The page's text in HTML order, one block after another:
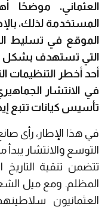
العثماني، موضحًا
المستخدمة لذلك،
الموقع في تسليط
التي تستهدف بشكل
أحد أخطر التنظيمات
في الانتشار
تأسيس كيانات تتبع
في هذا الإطار، رأى
التوسع والانتشار يبدأ
تتضمن تنقية التاريخ
المظلم. ومع ميل
العثمانيون